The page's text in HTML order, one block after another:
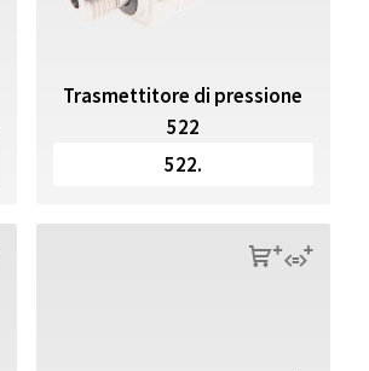
Trasmettitore di pressione
522
522.
sq